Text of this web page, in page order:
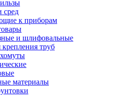
сред
к приборам
и шлифовальные
труб
материалы